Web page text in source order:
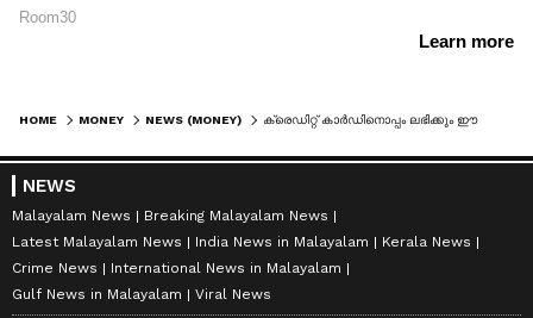
HOME MONEY NEWS (MONEY)
NEWS
Malayalam News
Breaking Malayalam News
Latest Malayalam News
India News in Malayalam
Kerala News
Crime News
International News in Malayalam
Gulf News in Malayalam
Viral News